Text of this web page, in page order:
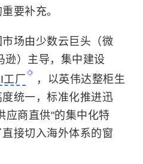
要补充。
场由少数云巨头（微
逊）主导，集中建设
工厂
，以英伟达整柜生
统一，标准化推进迅
应商直供"的集中化特
接切入海外体系的窗